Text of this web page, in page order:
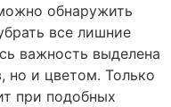
обнаружить
все лишние
важность выделена
но и цветом. Только
при подобных